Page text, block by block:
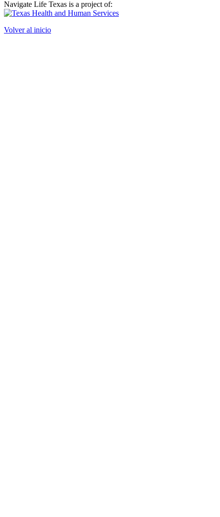
Navigate Life Texas is a project of:
Volver al inicio